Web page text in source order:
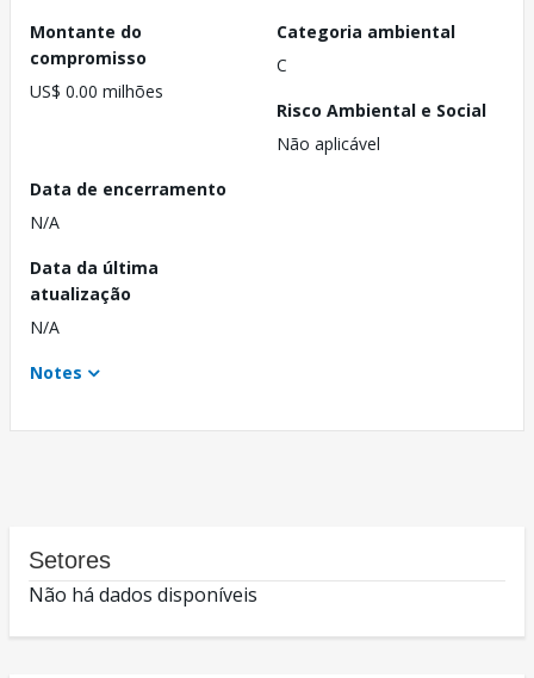
Montante do
compromisso
US$ 0.00 milhões
Categoria ambiental
C
Risco Ambiental e Social
Não aplicável
Data de encerramento
N/A
Data da última
atualização
N/A
Notes
Setores
Não há dados disponíveis